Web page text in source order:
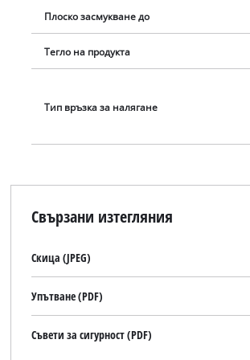
Плоско засмукване до
Тегло на продукта
Тип връзка за налягане
Свързани изтегляния
Скица (JPEG)
Упътване (PDF)
Съвети за сигурност (PDF)